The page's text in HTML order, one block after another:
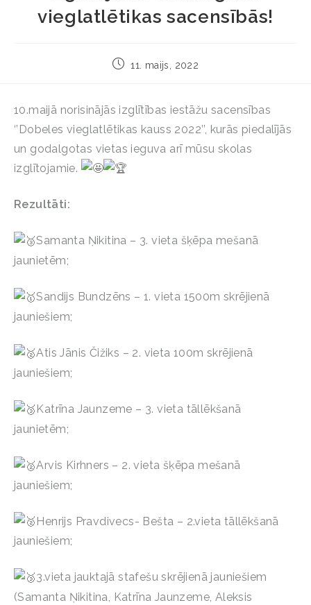
vieglatlētikas sacensībās!
11. maijs, 2022
10.maijā norisinājās izglītības iestāžu sacensības
‘’Dobeles vieglatlētikas kauss 2022’’, kurās piedalījās
un godalgotas vietas ieguva arī mūsu skolas
izglītojamie.
Rezultāti:
Samanta Ņikitina – 3. vieta šķēpa mešanā
jaunietēm;
Sandijs Bundzēns – 1. vieta 1500m skrējienā
jauniešiem;
Atis Jānis Čižiks – 2. vieta 100m skrējienā
jauniešiem;
Katrīna Jaunzeme – 3. vieta tāllēkšanā
jaunietēm;
Arvis Kirhners – 2. vieta šķēpa mešanā
jauniešiem;
Henrijs Pravdivecs- Bešta – 2.vieta tāllēkšanā
jauniešiem;
3.vieta jauktajā stafešu skrējienā jauniešiem
(Samanta Ņikitina, Katrīna Jaunzeme, Aleksis